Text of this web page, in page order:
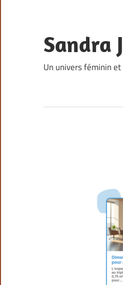
content
Sandra
Un univers féminin